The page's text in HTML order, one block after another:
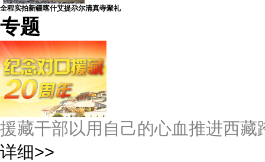
全程实拍新疆喀什艾提尕尔清真寺聚礼
专题
援藏干部以用自己的心血推进西藏
详细>>